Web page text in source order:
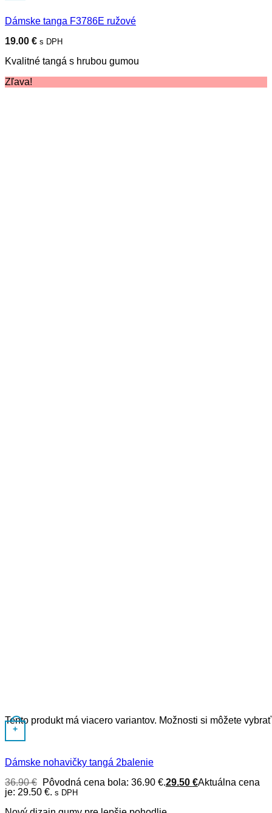
Dámske tanga F3786E ružové
19.00 € s DPH
Kvalitné tangá s hrubou gumou
Zľava!
+
Tento produkt má viacero variantov. Možnosti si môžete
Dámske nohavičky tangá 2balenie
36.90€ Pôvodná cena bola: 36.90 €.29.50 €Aktuálna cena
je: 29.50 €. s DPH